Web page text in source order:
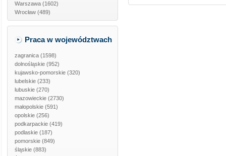
Warszawa (1602)
Wrocław (489)
Praca w województwach
zagranica (1598)
dolnośląskie (952)
kujawsko-pomorskie (320)
lubelskie (233)
lubuskie (270)
mazowieckie (2730)
małopolskie (591)
opolskie (256)
podkarpackie (419)
podlaskie (187)
pomorskie (849)
śląskie (883)